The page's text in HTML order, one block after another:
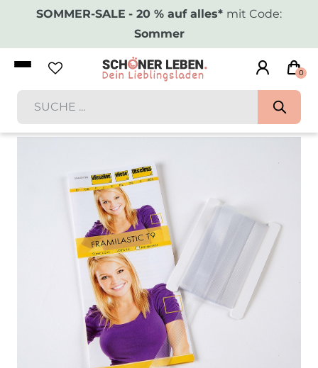
SOMMER-SALE - 20 % auf alles* mit Code:
Sommer
0